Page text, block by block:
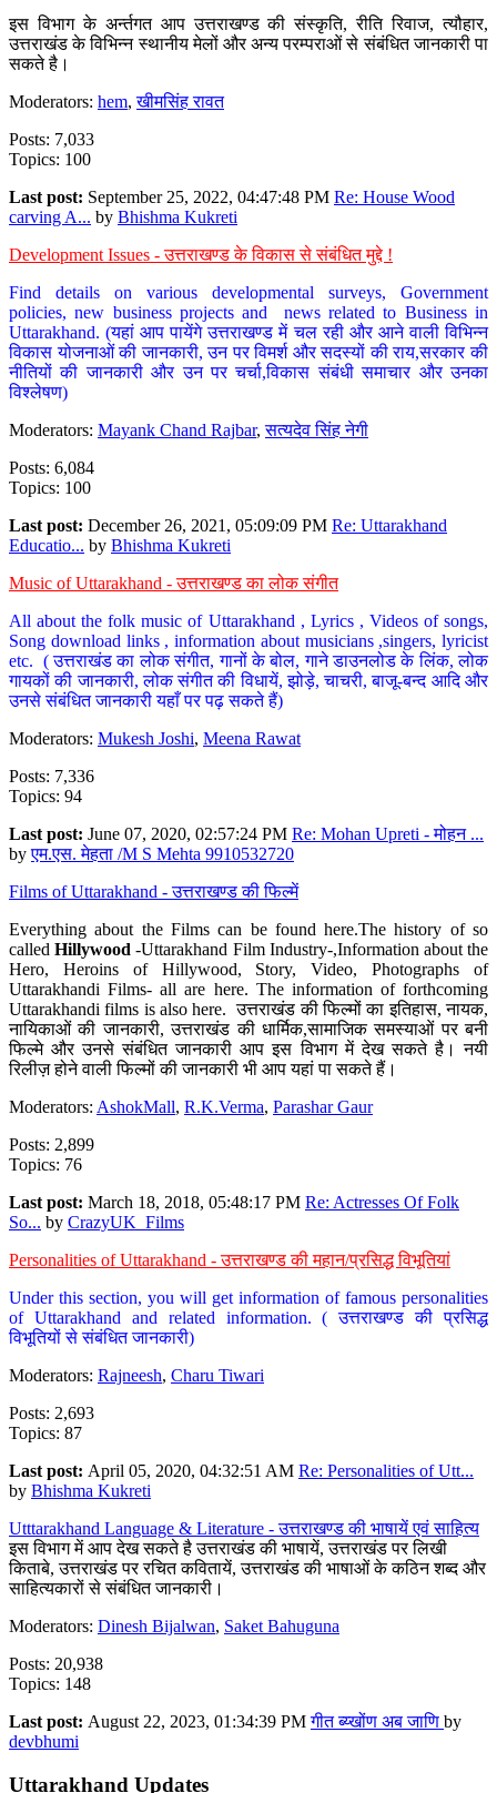
इस विभाग के अर्न्तगत आप उत्तराखण्ड की संस्कृति, रीति रिवाज, त्यौहार,
उत्तराखंड के विभिन्न स्थानीय मेलों और अन्य परम्पराओं से संबंधित जानकारी पा
सकते है।
Moderators: hem,खीमसिंह रावत
Posts: 7,033
Topics: 100
Last post: September 25, 2022, 04:47:48 PM Re: House Wood
carving A... by Bhishma Kukreti
Development Issues - उत्तराखण्ड के विकास से संबंधित मुद्दे !
Find details on various developmental surveys, Government
policies, new business projects and news related to Business in
Uttarakhand. (यहां आप पायेंगे उत्तराखण्ड में चल रही और आने वाली विभिन्न
विकास योजनाओं की जानकारी, उन पर विमर्श और सदस्यों की राय,सरकार की
नीतियों की जानकारी और उन पर चर्चा,विकास संबंधी समाचार और उनका
विश्लेषण)
Moderators: Mayank Chand Rajbar,सत्यदेव सिंह नेगी
Posts: 6,084
Topics: 100
Last post: December 26, 2021, 05:09:09 PM Re: Uttarakhand
Educatio... by Bhishma Kukreti
Music of Uttarakhand - उत्तराखण्ड का लोक संगीत
All about the folk music of Uttarakhand , Lyrics , Videos of songs,
Song download links , information about musicians ,singers, lyricist
etc. ( उत्तराखंड का लोक संगीत, गानों के बोल, गाने डाउनलोड के लिंक, लोक
गायकों की जानकारी, लोक संगीत की विधायें, झोड़े, चाचरी, बाजू-बन्द आदि और
उनसे संबंधित जानकारी यहाँ पर पढ़ सकते हैं)
Moderators: Mukesh Joshi, Meena Rawat
Posts: 7,336
Topics: 94
Last post: June 07, 2020, 02:57:24 PM Re: Mohan Upreti - मोहन ...
byएम.एस. मेहता /M S Mehta 9910532720
Films of Uttarakhand - उत्तराखण्ड की फिल्में
Everything about the Films can be found here.The history of so
calledHillywood-Uttarakhand Film Industry-,Information about the
Hero, Heroins of Hillywood, Story, Video, Photographs of
Uttarakhandi Films- all are here. The information of forthcoming
Uttarakhandi films is also here. उत्तराखंड की फिल्मों का इतिहास, नायक,
नायिकाओं की जानकारी, उत्तराखंड की धार्मिक,सामाजिक समस्याओं पर बनी
फिल्मे और उनसे संबंधित जानकारी आप इस विभाग में देख सकते है। नयी
रिलीज़ होने वाली फिल्मों की जानकारी भी आप यहां पा सकते हैं।
Moderators: AshokMall, R.K.Verma, Parashar Gaur
Posts: 2,899
Topics: 76
Last post: March 18, 2018, 05:48:17 PM Re: Actresses Of Folk
So... by CrazyUK_Films
Personalities of Uttarakhand - उत्तराखण्ड की महान/प्रसिद्ध विभूतियां
Under this section, you will get information of famous personalities
of Uttarakhand and related information. ( उत्तराखण्ड की प्रसिद्ध
विभूतियों से संबंधित जानकारी)
Moderators: Rajneesh, Charu Tiwari
Posts: 2,693
Topics: 87
Last post: April 05, 2020, 04:32:51 AM Re: Personalities of Utt...
by Bhishma Kukreti
Utttarakhand Language & Literature - उत्तराखण्ड की भाषायें एवं साहित्य
इस विभाग में आप देख सकते है उत्तराखंड की भाषायें, उत्तराखंड पर लिखी
किताबे, उत्तराखंड पर रचित कवितायें, उत्तराखंड की भाषाओं के कठिन शब्द और
साहित्यकारों से संबंधित जानकारी।
Moderators: Dinesh Bijalwan, Saket Bahuguna
Posts: 20,938
Topics: 148
Last post: August 22, 2023, 01:34:39 PMगीत ब्य्खोंण अब जाणि by
devbhumi
Uttarakhand Updates